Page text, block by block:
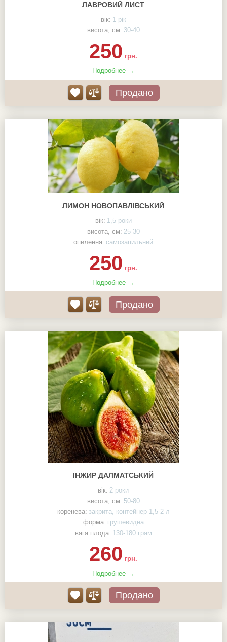
ЛАВРОВИЙ ЛИСТ
вік: 1 рік
висота, см: 30-40
250 грн.
Подробнее →
Продано
ЛИМОН НОВОПАВЛІВСЬКИЙ
вік: 1,5 роки
висота, см: 25-30
опилення: самозапильний
250 грн.
Подробнее →
Продано
ІНЖИР ДАЛМАТСЬКИЙ
вік: 2 роки
висота, см: 50-80
коренева: закрита, контейнер 1,5-2 л
форма: грушевидна
вага плода: 130-180 грам
260 грн.
Подробнее →
Продано